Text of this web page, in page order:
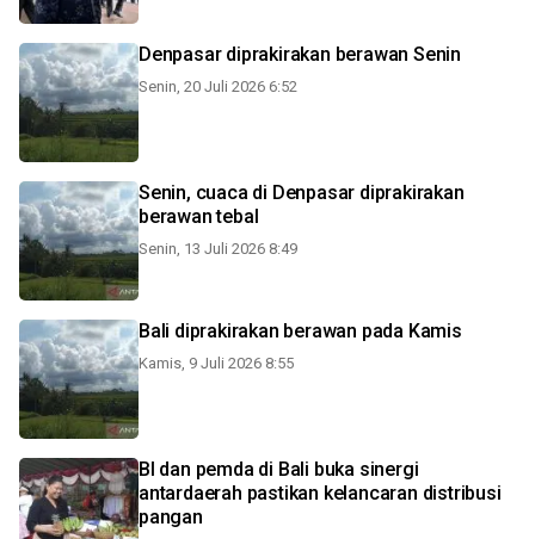
Denpasar diprakirakan berawan Senin
Senin, 20 Juli 2026 6:52
Senin, cuaca di Denpasar diprakirakan
berawan tebal
Senin, 13 Juli 2026 8:49
Bali diprakirakan berawan pada Kamis
Kamis, 9 Juli 2026 8:55
BI dan pemda di Bali buka sinergi
antardaerah pastikan kelancaran distribusi
pangan